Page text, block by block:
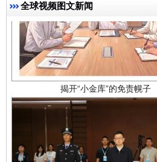
全球视频图文新闻揭开“小金库”的免责幌子